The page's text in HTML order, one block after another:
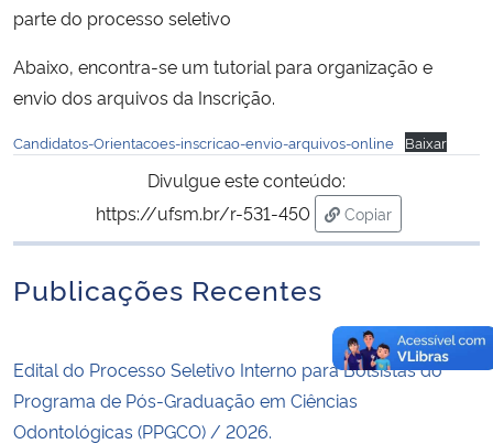
parte do processo seletivo
Abaixo, encontra-se um tutorial para organização e
envio dos arquivos da Inscrição.
Candidatos-Orientacoes-inscricao-envio-arquivos-online Baixar
Divulgue este conteúdo:
https://ufsm.br/r-531-450
Copiar
para área de
Publicações Recentes
Edital do Processo Seletivo Interno para Bolsistas do
Programa de Pós-Graduação em Ciências
Odontológicas (PPGCO) / 2026.